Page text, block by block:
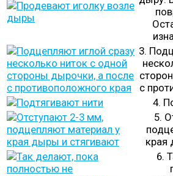
3.
с
4.
5.
края
6.